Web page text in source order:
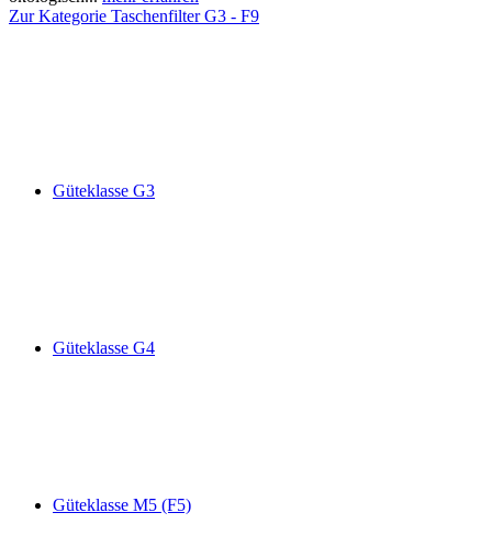
Zur Kategorie Taschenfilter G3 - F9
Güteklasse G3
Güteklasse G4
Güteklasse M5 (F5)